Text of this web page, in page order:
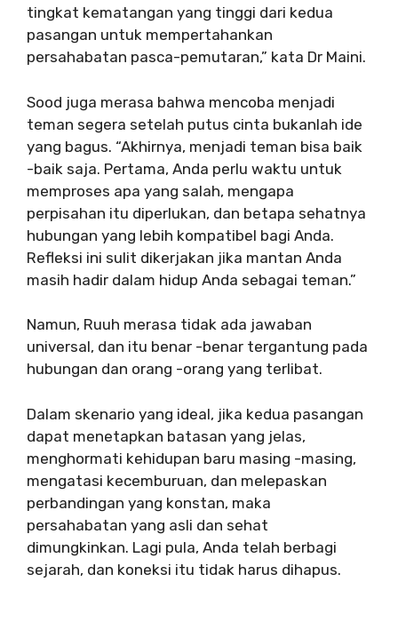
tingkat kematangan yang tinggi dari kedua
pasangan untuk mempertahankan
persahabatan pasca-pemutaran,” kata Dr Maini.
Sood juga merasa bahwa mencoba menjadi
teman segera setelah putus cinta bukanlah ide
yang bagus. “Akhirnya, menjadi teman bisa baik
-baik saja. Pertama, Anda perlu waktu untuk
memproses apa yang salah, mengapa
perpisahan itu diperlukan, dan betapa sehatnya
hubungan yang lebih kompatibel bagi Anda.
Refleksi ini sulit dikerjakan jika mantan Anda
masih hadir dalam hidup Anda sebagai teman.”
Namun, Ruuh merasa tidak ada jawaban
universal, dan itu benar -benar tergantung pada
hubungan dan orang -orang yang terlibat.
Dalam skenario yang ideal, jika kedua pasangan
dapat menetapkan batasan yang jelas,
menghormati kehidupan baru masing -masing,
mengatasi kecemburuan, dan melepaskan
perbandingan yang konstan, maka
persahabatan yang asli dan sehat
dimungkinkan. Lagi pula, Anda telah berbagi
sejarah, dan koneksi itu tidak harus dihapus.